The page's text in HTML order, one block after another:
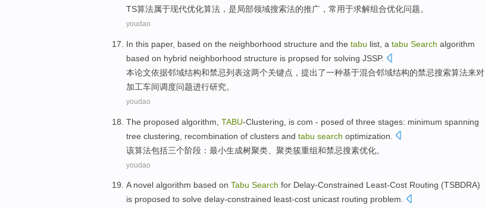
TS算法属于现代优化算法 ， 是局部领域搜索法的推广，常 用于求解组合优化问题。
youdao
In this paper, based on the neighborhood structure and the tabu list a tabu Search algorithm
based on hybrid neighborhood structure is propsed for solving JSSP.
本论文依据邻域结构和禁忌列表这两个关键点，提出了一种基于混合邻域结构的禁忌搜索算法来对
加工车间调度问题进行研究。
youdao
The proposed algorithm TABU-Clustering, is com - posed of three stages: minimum spanning
tree clustering recombination of clusters and tabu search optimization
该算法包括三个阶段 ： 最小生成树聚类、聚类簇重组和禁忌搜素优化。
youdao
A novel algorithm based on Tabu Search for Delay-Constrained Least-Cost Routing (TSBDRA)
is proposed to solve delay-constrained least-cost unicast routing problem.